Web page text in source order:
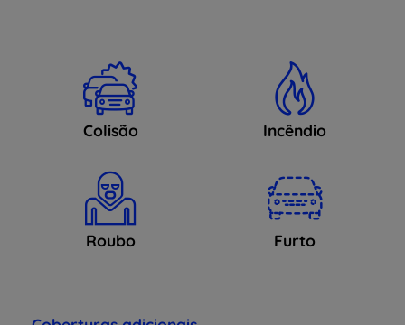
Colisão Incêndio
Roubo Furto